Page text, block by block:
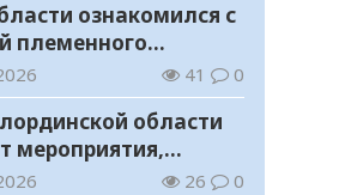
ознакомился с
племенного
в Жанакорганском
41 0
области
мероприятия,
26 0